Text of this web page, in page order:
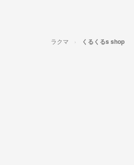
ラクマ くるくるs shop